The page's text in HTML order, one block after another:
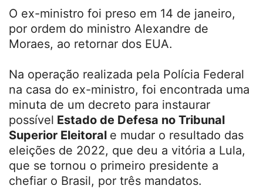
O ex-ministro foi preso em 14 de janeiro,
por ordem do ministro Alexandre de
Moraes, ao retornar dos EUA.
Na operação realizada pela Polícia Federal
na casa do ex-ministro, foi encontrada uma
minuta de um decreto para instaurar
possível Estado de Defesa no Tribunal
Superior Eleitoral e mudar o resultado das
eleições de 2022, que deu a vitória a Lula,
que se tornou o primeiro presidente a
chefiar o Brasil, por três mandatos.